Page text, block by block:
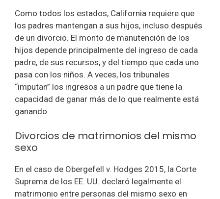
Como todos los estados, California requiere que
los padres mantengan a sus hijos, incluso después
de un divorcio. El monto de manutención de los
hijos depende principalmente del ingreso de cada
padre, de sus recursos, y del tiempo que cada uno
pasa con los niños. A veces, los tribunales
“imputan” los ingresos a un padre que tiene la
capacidad de ganar más de lo que realmente está
ganando.
Divorcios de matrimonios del mismo
sexo
En el caso de Obergefell v. Hodges 2015, la Corte
Suprema de los EE. UU. declaró legalmente el
matrimonio entre personas del mismo sexo en